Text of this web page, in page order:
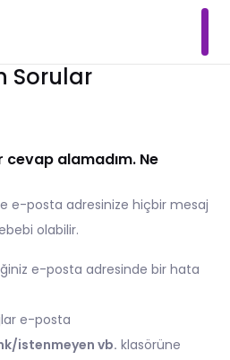
Sorular
alamadım. Ne
e-posta adresinize hiçbir mesaj
olabilir.
e-posta adresinde bir hata
e-posta
istenmeyen vb. klasörüne